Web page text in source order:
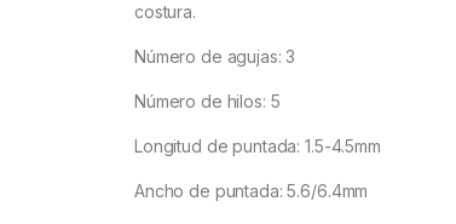
costura.
Número de agujas: 3
Número de hilos: 5
Longitud de puntada: 1.5-4.5mm
Ancho de puntada: 5.6/6.4mm